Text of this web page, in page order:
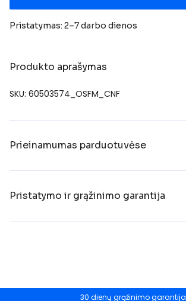
Pristatymas: 2–7 darbo dienos
Produkto aprašymas
SKU: 60503574_OSFM_CNF
Prieinamumas parduotuvėse
Pristatymo ir grąžinimo garantija
30 dienų grąžinimo garantija